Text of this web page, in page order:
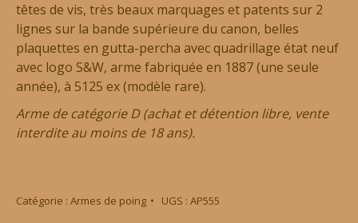
têtes de vis, très beaux marquages et patents sur 2
lignes sur la bande supérieure du canon, belles
plaquettes en gutta-percha avec quadrillage état neuf
avec logo S&W, arme fabriquée en 1887 (une seule
année), à 5125 ex (modèle rare).
Arme de catégorie D (achat et détention libre, vente
interdite au moins de 18 ans).
Catégorie : Armes de poing UGS : AP555